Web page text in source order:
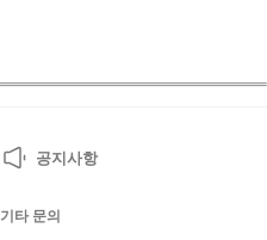
공지사항
기타 문의